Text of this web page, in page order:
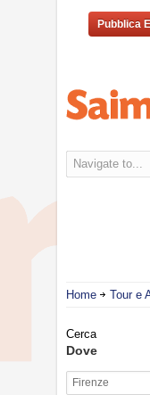
Pubblica
Navigate to...
Home Tour e
Cerca
Dove